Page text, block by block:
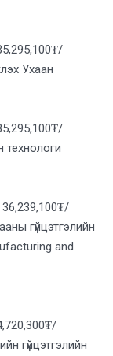
Ухаан
гүйцэтгэлийн
and
гүйцэтгэлийн